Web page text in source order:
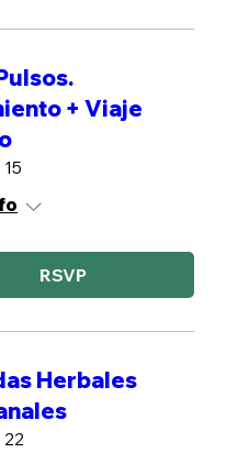
+ Viaje
RSVP
Herbales